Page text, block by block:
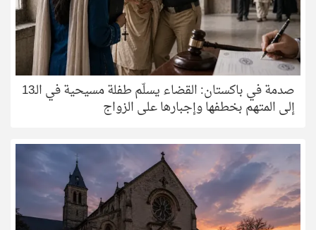
صدمة في باكستان: القضاء يسلّم طفلة مسيحية في الـ13
إلى المتهم بخطفها وإجبارها على الزواج